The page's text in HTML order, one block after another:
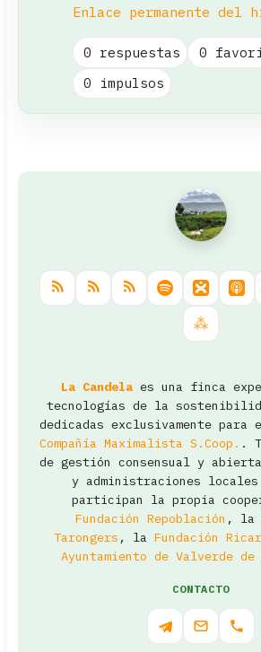
Enlace permanente del
0 respuestas
0
0 impulsos
La Candela es una finca
tecnologías de la
dedicadas exclusivamente
Compañía Maximalista S.Coop. .
de gestión consensual y
y administraciones
participan la propia
Fundación Repoblación , la
Tarongers , la Fundación
Ayuntamiento de Valverde
CONTACTO